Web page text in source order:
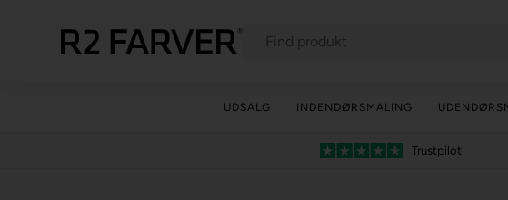
UDSALG INDENDØRSMALING
Trustpilot